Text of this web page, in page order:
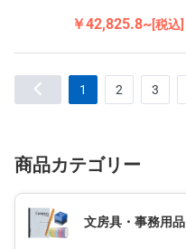
￥42,825.8~[税込]
1 2 3
商品カテゴリー
文房具・事務用品